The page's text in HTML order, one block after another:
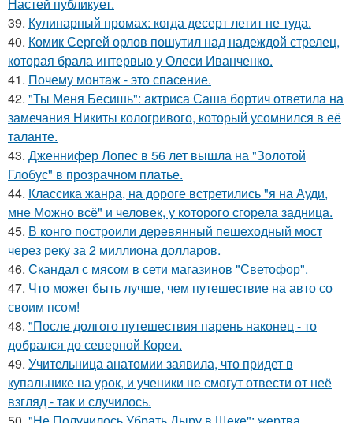
39. Кулинарный промах: когда десерт летит не туда.
40. Комик Сергей орлов пошутил над надеждой стрелец,
которая брала интервью у Олеси Иванченко.
41. Почему монтаж - это спасение.
42. "Ты Меня Бесишь": актриса Саша бортич ответила на
замечания Никиты кологривого, который усомнился в её
таланте.
43. Дженнифер Лопес в 56 лет вышла на "Золотой
Глобус" в прозрачном платье.
44. Классика жанра, на дороге встретились "я на Ауди,
мне Можно всё" и человек, у которого сгорела задница.
45. В конго построили деревянный пешеходный мост
через реку за 2 миллиона долларов.
46. Скандал с мясом в сети магазинов "Светофор".
47. Что может быть лучше, чем путешествие на авто со
своим псом!
48. "После долгого путешествия парень наконец - то
добрался до северной Кореи.
49. Учительница анатомии заявила, что придет в
купальнике на урок, и ученики не смогут отвести от неё
взгляд - так и случилось.